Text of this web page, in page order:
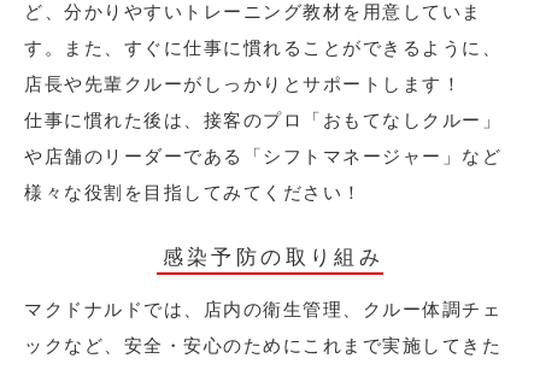
ど、分かりやすいトレーニング教材を用意していま
す。また、すぐに仕事に慣れることができるように、
店長や先輩クルーがしっかりとサポートします！
仕事に慣れた後は、接客のプロ「おもてなしクルー」
や店舗のリーダーである「シフトマネージャー」など
様々な役割を目指してみてください！
感染予防の取り組み
マクドナルドでは、店内の衛生管理、クルー体調チェ
ックなど、安全・安心のためにこれまで実施してきた